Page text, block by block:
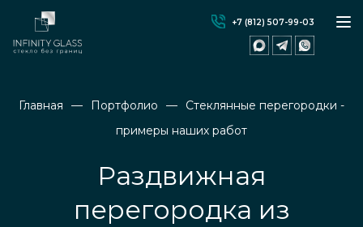
+7 (812) 507-99-03
Главная Портфолио
Стеклянные перегородки -
примеры наших работ
Раздвижная
перегородка из